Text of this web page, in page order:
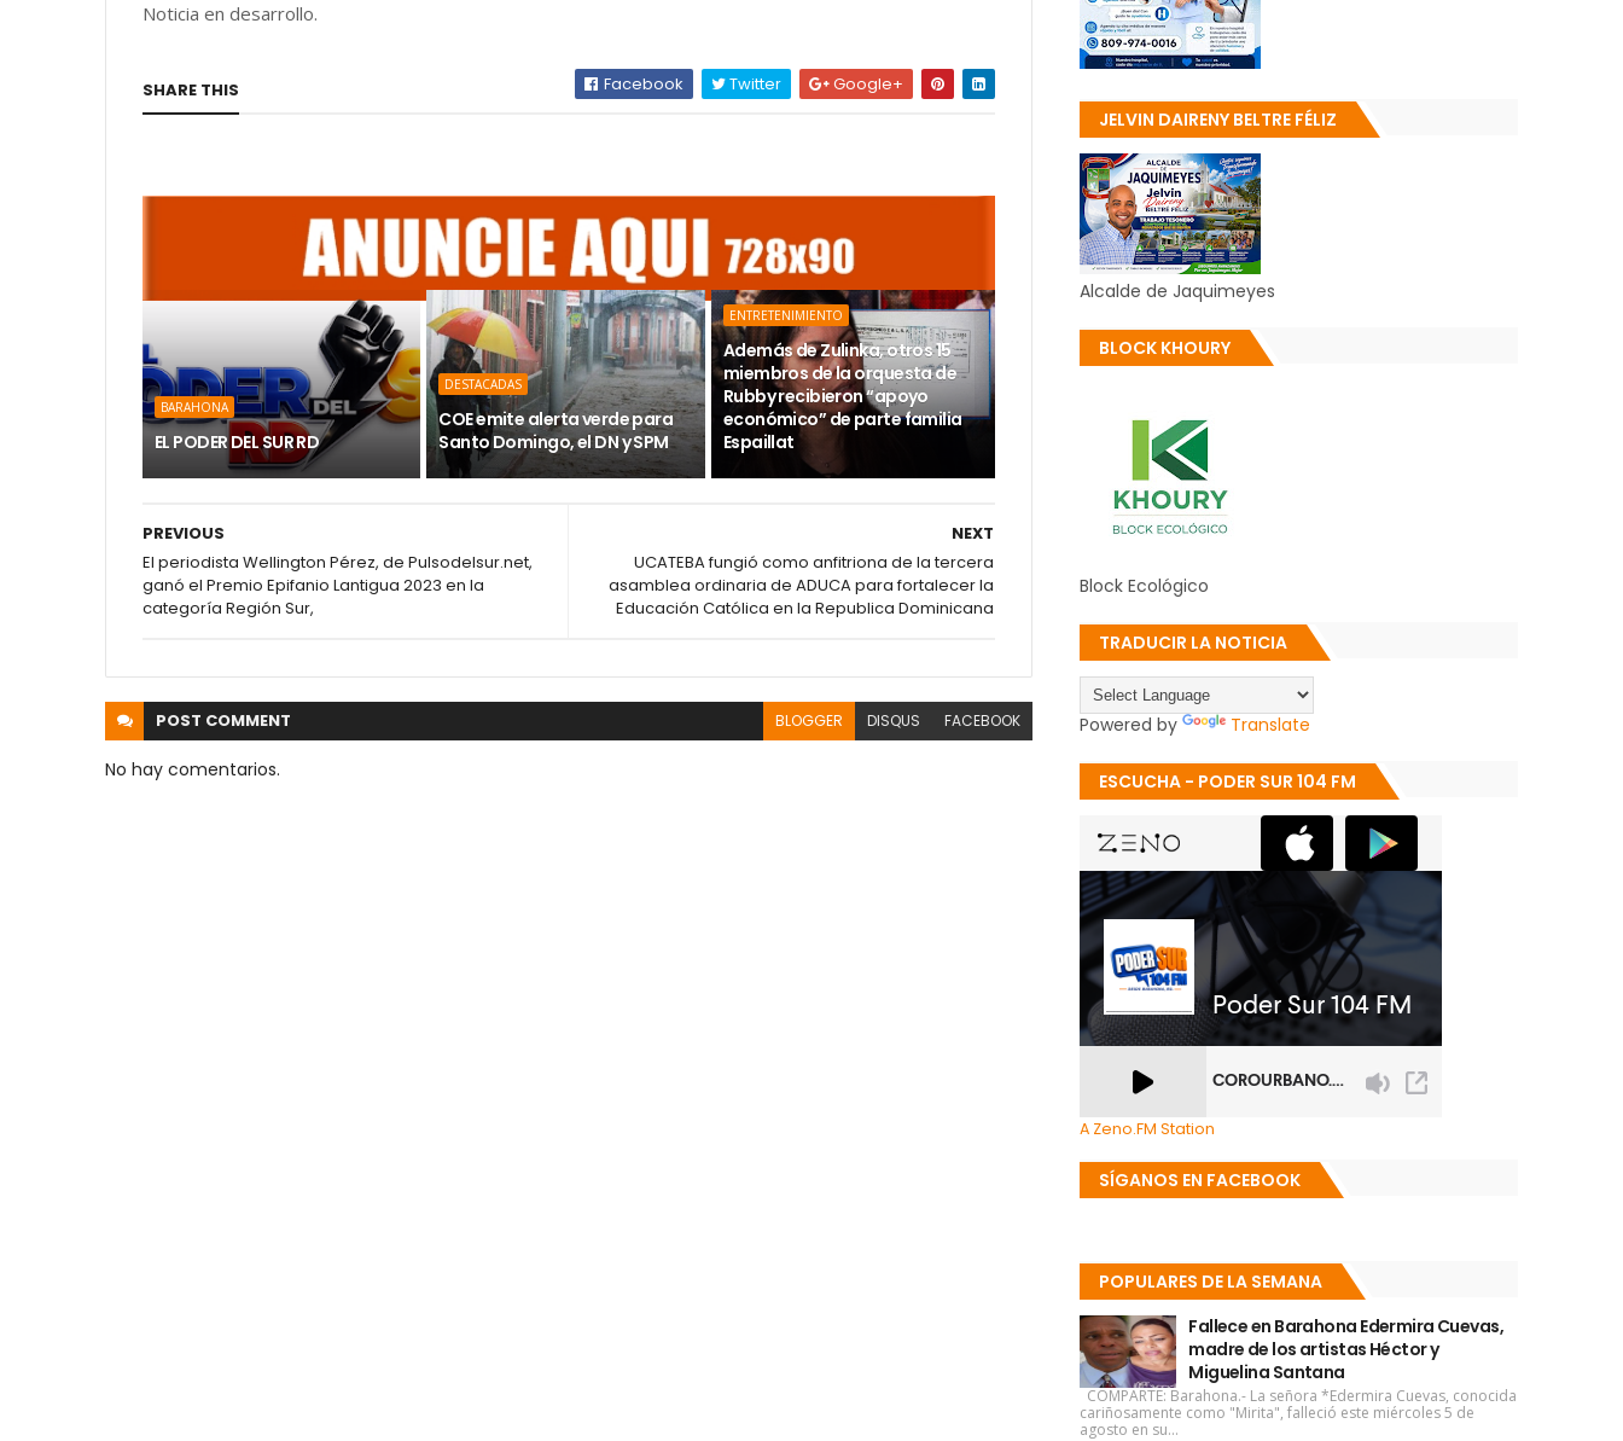
Noticia en desarrollo.
SHARE THIS Facebook Twitter Google+
BARAHONA
EL PODER DEL SUR RD
DESTACADAS
COE emite alerta verde para
Santo Domingo, el DN y SPM
ENTRETENIMIENTO
Además de Zulinka, otros 15
miembros de la orquesta de
Rubby recibieron “apoyo
económico” de parte familia
Espaillat
NEXT
UCATEBA fungió como anfitriona de la tercera
asamblea ordinaria de ADUCA para fortalecer la
Educación Católica en la Republica Dominicana
PREVIOUS
El periodista Wellington Pérez, de Pulsodelsur.net,
ganó el Premio Epifanio Lantigua 2023 en la
categoría Región Sur,
POST COMMENT BLOGGER DISQUS FACEBOOK
No hay comentarios.
JELVIN DAIRENY BELTRE FÉLIZ
Alcalde de Jaquimeyes
BLOCK KHOURY
Block Ecológico
TRADUCIR LA NOTICIA
Powered by Translate
ESCUCHA - PODER SUR 104 FM
A Zeno.FM Station
SÍGANOS EN FACEBOOK
POPULARES DE LA SEMANA
Fallece en Barahona Edermira Cuevas,
madre de los artistas Héctor y
Miguelina Santana
COMPARTE: Barahona.- La señora *Edermira Cuevas, conocida
cariñosamente como "Mirita", falleció este miércoles 5 de
agosto en su...